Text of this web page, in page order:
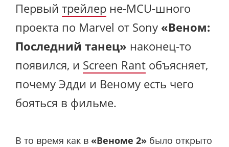
Первый трейлер не-MCU-шного
проекта по Marvel от Sony «Веном:
Последний танец» наконец-то
появился, и Screen Rant объясняет,
почему Эдди и Веному есть чего
бояться в фильме.
В то время как в «Веноме 2» было открыто